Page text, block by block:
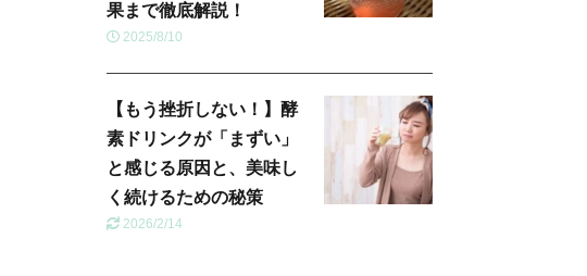
果まで徹底解説！
2025/8/10
【もう挫折しない！】酵
素ドリンクが「まずい」
と感じる原因と、美味し
く続けるための秘策
2026/2/14